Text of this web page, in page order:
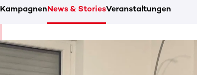
KampagnenNews & StoriesVeranstaltungen